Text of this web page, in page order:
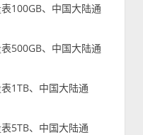
100GB、中国大陆通
500GB、中国大陆通
1TB、中国大陆通
5TB、中国大陆通